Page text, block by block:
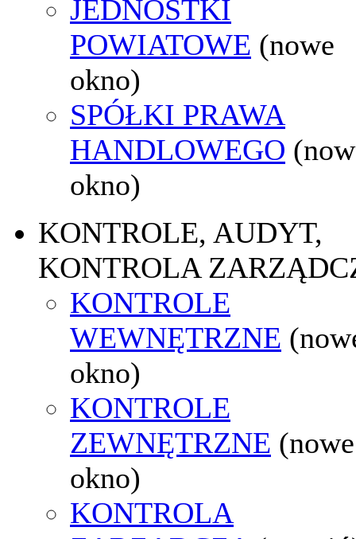
JEDNOSTKI
POWIATOWE (nowe
okno)
SPÓŁKI PRAWA
HANDLOWEGO
okno)
KONTROLE, AUDYT,
KONTROLA
KONTROLE
WEWNĘTRZNE
okno)
KONTROLE
ZEWNĘTRZNE (nowe
okno)
KONTROLA